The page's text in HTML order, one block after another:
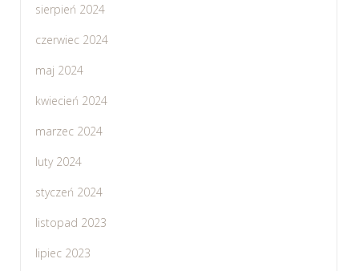
sierpień 2024
czerwiec 2024
maj 2024
kwiecień 2024
marzec 2024
luty 2024
styczeń 2024
listopad 2023
lipiec 2023